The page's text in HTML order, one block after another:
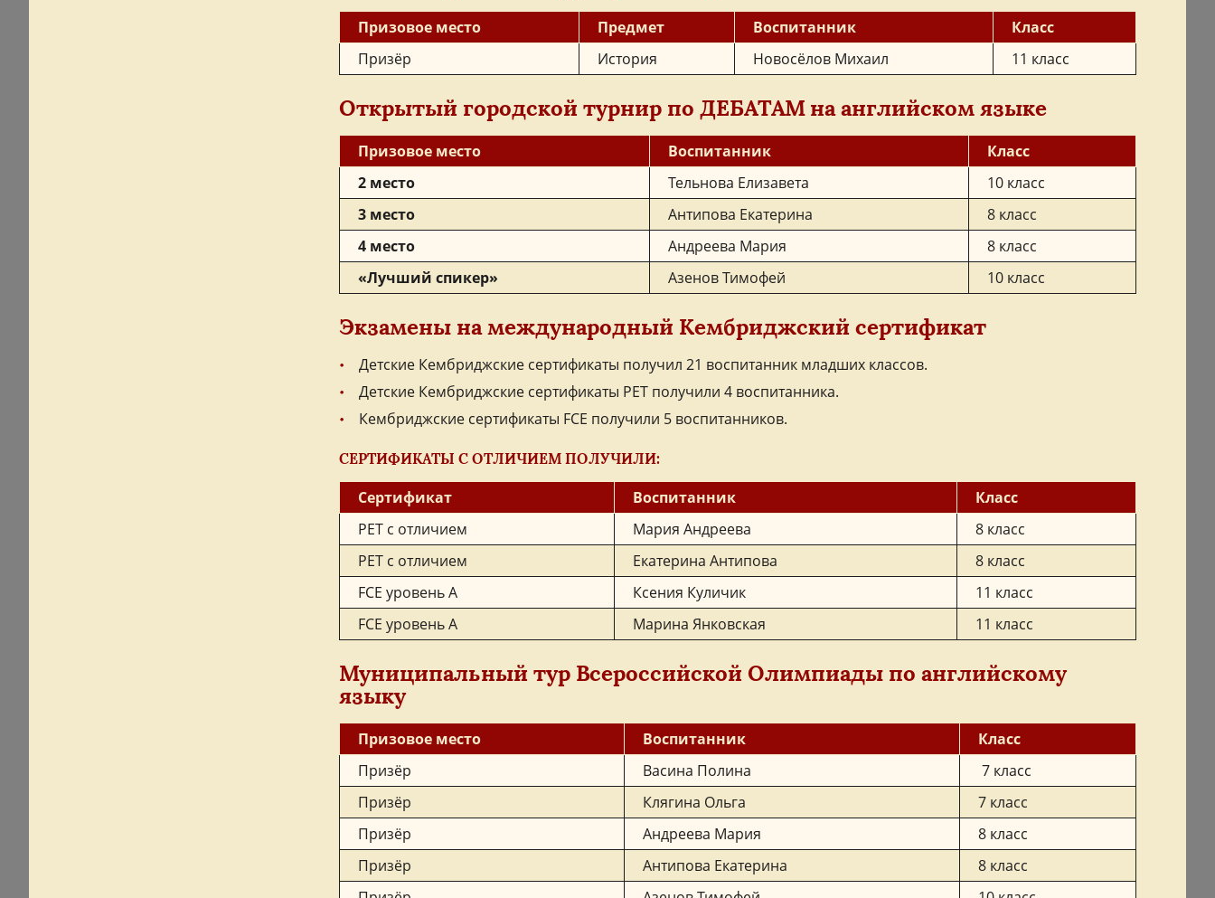
Призовое место Предмет Воспитанник
Класс
Призёр
История Новосёлов Михаил 11 класс
Открытый городской турнир по ДЕБАТАМ на английском языке
Призовое место Воспитанник
Класс
2 место
Тельнова Елизавета
10 класс
3 место
Антипова Екатерина
8 класс
4 место
Андреева Мария
8 класс
«Лучший спикер»
Азенов Тимофей 10 класс
Экзамены на международный Кембриджский сертификат
Детские Кембриджские сертификаты получил 21 воспитанник младших классов.
Детские Кембриджские сертификаты PET получили 4 воспитанника.
Кембриджские сертификаты FCE получили 5 воспитанников.
СЕРТИФИКАТЫ С ОТЛИЧИЕМ ПОЛУЧИЛИ:
Сертификат Воспитанник
Класс
PET с отличием
Мария Андреева
8 класс
PET с отличием
Екатерина Антипова
8 класс
FCE уровень A
Ксения Куличик
11 класс
FCE уровень A
Марина Янковская 11 класс
Муниципальный тур Всероссийской Олимпиады по английскому
языку
Призовое место Воспитанник
Класс
Призёр
Васина Полина
7 класс
Призёр
Клягина Ольга
7 класс
Призёр
Андреева Мария
8 класс
Призёр
Антипова Екатерина
8 класс